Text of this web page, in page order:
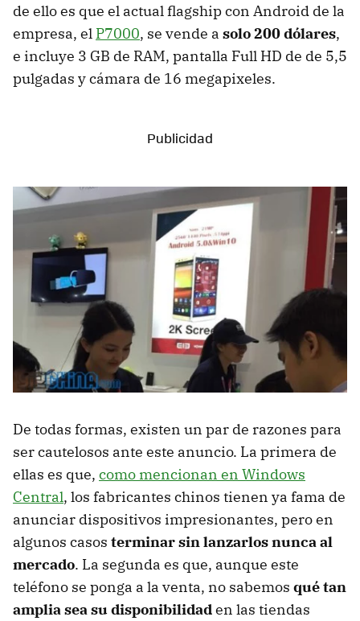
de ello es que el actual flagship con Android de la
empresa, el P7000, se vende a solo 200 dólares,
e incluye 3 GB de RAM, pantalla Full HD de de 5,5
pulgadas y cámara de 16 megapixeles.
De todas formas, existen un par de razones para
ser cautelosos ante este anuncio. La primera de
ellas es que, como mencionan en Windows
Central, los fabricantes chinos tienen ya fama de
anunciar dispositivos impresionantes, pero en
algunos casos terminar sin lanzarlos nunca al
mercado. La segunda es que, aunque este
teléfono se ponga a la venta, no sabemos qué tan
amplia sea su disponibilidaden las tiendas